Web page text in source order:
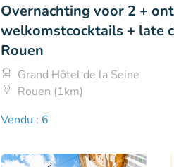
Overnachting voor 2 +
welkomstcocktails + late
Rouen
Grand Hôtel de la Seine
Rouen (1km)
Vendu : 6